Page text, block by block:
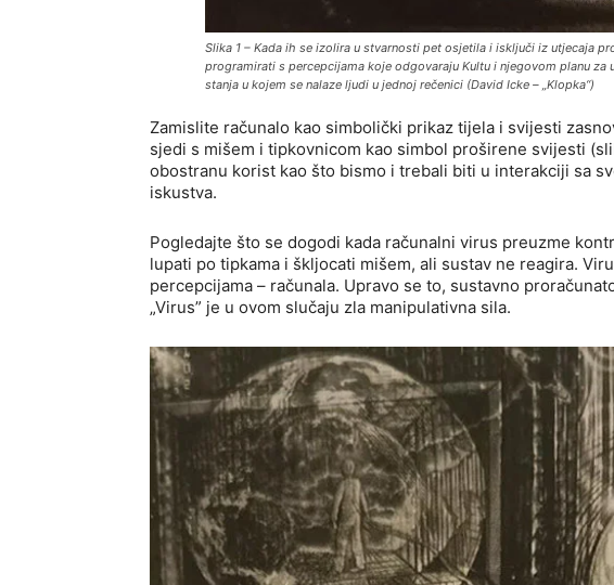
Slika 1 – Kada ih se izolira u stvarnosti pet osjetila i isključi iz utjecaja
programirati s percepcijama koje odgovaraju Kultu i njegovom planu
stanja u kojem se nalaze ljudi u jednoj rečenici (David Icke – „Klopka“)
Zamislite računalo kao simbolički prikaz tijela i svijesti
sjedi s mišem i tipkovnicom kao simbol proširene svijesti
obostranu korist kao što bismo i trebali biti u interakciji sa
iskustva.
Pogledajte što se dogodi kada računalni virus preuzme
lupati po tipkama i škljocati mišem, ali sustav ne reagira.
percepcijama – računala. Upravo se to, sustavno
„Virus” je u ovom slučaju zla manipulativna sila.